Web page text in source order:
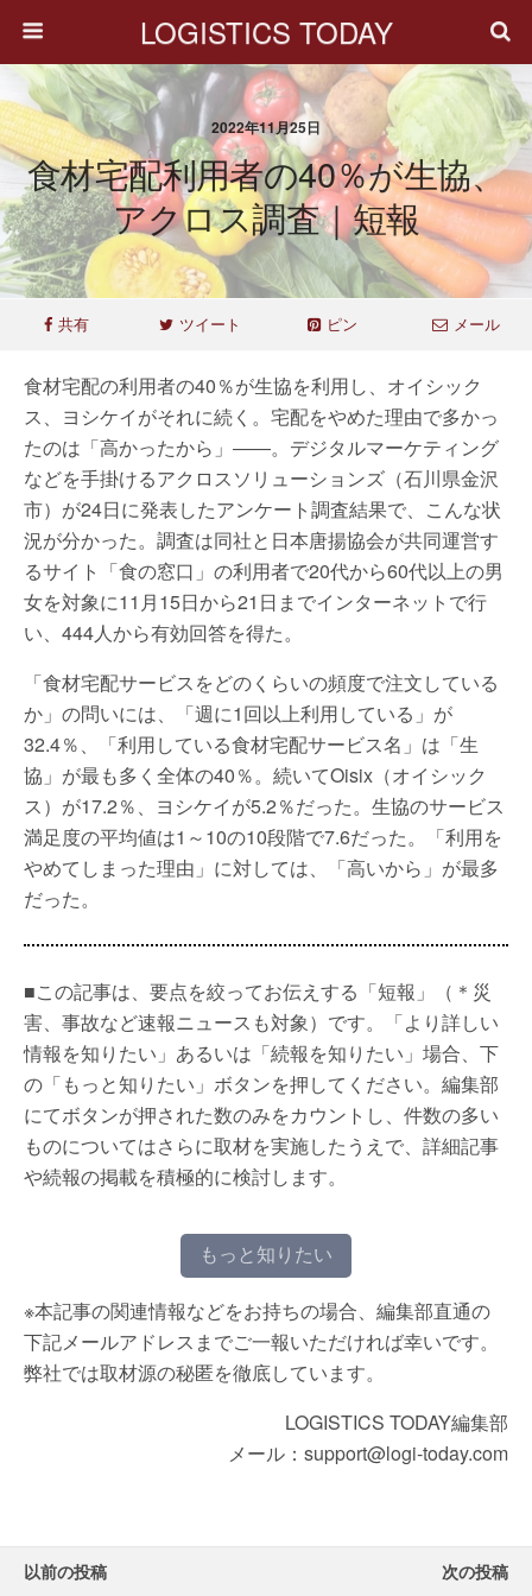
LOGISTICS TODAY
2022年11月25日
食材宅配利用者の40％が生協、
アクロス調査｜短報
共有 ツイート ピン メール
食材宅配の利用者の40％が生協を利用し、オイシック
ス、ヨシケイがそれに続く。宅配をやめた理由で多かっ
たのは「高かったから」――。デジタルマーケティング
などを手掛けるアクロスソリューションズ（石川県金沢
市）が24日に発表したアンケート調査結果で、こんな状
況が分かった。調査は同社と日本唐揚協会が共同運営す
るサイト「食の窓口」の利用者で20代から60代以上の男
女を対象に11月15日から21日までインターネットで行
い、444人から有効回答を得た。
「食材宅配サービスをどのくらいの頻度で注文している
か」の問いには、「週に1回以上利用している」が
32.4％、「利用している食材宅配サービス名」は「生
協」が最も多く全体の40％。続いてOisix（オイシック
ス）が17.2％、ヨシケイが5.2％だった。生協のサービス
満足度の平均値は1～10の10段階で7.6だった。「利用を
やめてしまった理由」に対しては、「高いから」が最多
だった。
■この記事は、要点を絞ってお伝えする「短報」（＊災
害、事故など速報ニュースも対象）です。「より詳しい
情報を知りたい」あるいは「続報を知りたい」場合、下
の「もっと知りたい」ボタンを押してください。編集部
にてボタンが押された数のみをカウントし、件数の多い
ものについてはさらに取材を実施したうえで、詳細記事
や続報の掲載を積極的に検討します。
もっと知りたい
※本記事の関連情報などをお持ちの場合、編集部直通の
下記メールアドレスまでご一報いただければ幸いです。
弊社では取材源の秘匿を徹底しています。
LOGISTICS TODAY編集部
メール：support@logi-today.com
以前の投稿 次の投稿